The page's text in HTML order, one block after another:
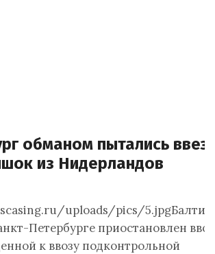
обманом пытались
из Нидерландов
uploads/pics/
Петербурге приостановлен
к ввозу подконтрольной